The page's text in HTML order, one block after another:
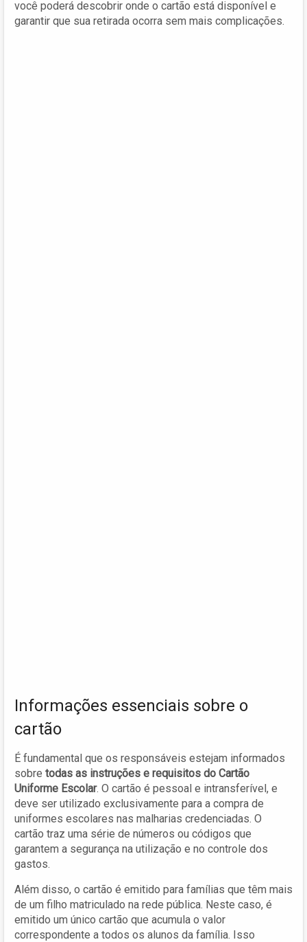
você poderá descobrir onde o cartão está disponível e
garantir que sua retirada ocorra sem mais complicações.
Informações essenciais sobre o
cartão
É fundamental que os responsáveis estejam informados
sobre todas as instruções e requisitos do Cartão
Uniforme Escolar. O cartão é pessoal e intransferível, e
deve ser utilizado exclusivamente para a compra de
uniformes escolares nas malharias credenciadas. O
cartão traz uma série de números ou códigos que
garantem a segurança na utilização e no controle dos
gastos.
Além disso, o cartão é emitido para famílias que têm mais
de um filho matriculado na rede pública. Neste caso, é
emitido um único cartão que acumula o valor
correspondente a todos os alunos da família. Isso